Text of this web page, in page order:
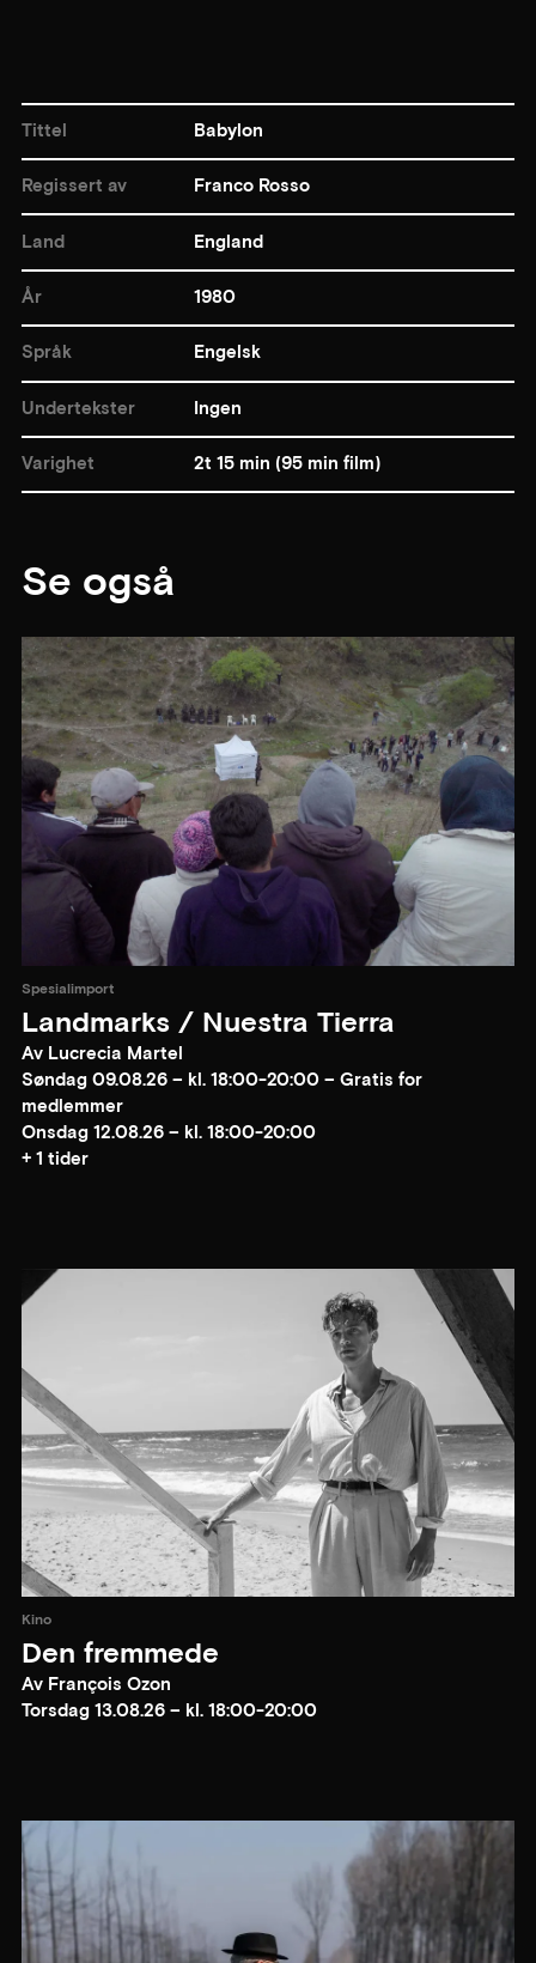
Tittel Babylon
Regissert av Franco Rosso
Land England
År 1980
Språk Engelsk
Undertekster Ingen
Varighet 2t 15 min (95 min film)
Se også
Spesialimport
Landmarks / Nuestra Tierra
Av Lucrecia Martel
Søndag 09.08.26 – kl. 18:00-20:00 – Gratis for
medlemmer
Onsdag 12.08.26 – kl. 18:00-20:00
+ 1 tider
Kino
Den fremmede
Av François Ozon
Torsdag 13.08.26 – kl. 18:00-20:00